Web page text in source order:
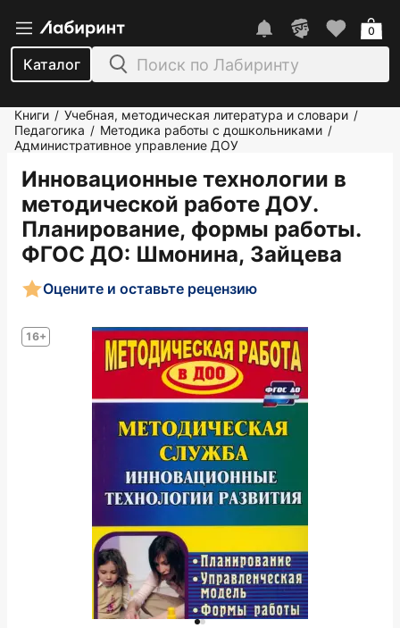
Каталог
0
Книги / Учебная, методическая литература и словари /
Педагогика / Методика работы с дошкольниками /
Административное управление ДОУ
Инновационные технологии в
методической работе ДОУ.
Планирование, формы работы.
ФГОС ДО: Шмонина, Зайцева
16+
Оцените и оставьте рецензию